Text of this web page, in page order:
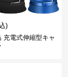
)
充電式伸縮型キャ